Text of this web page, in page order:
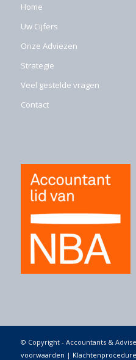
Home
Uw Cijfers
Onze Adviezen
Strategie
Veel gestelde vragen
Contact
© Copyright - Accountants &
voorwaarden | Klachtenprocedure